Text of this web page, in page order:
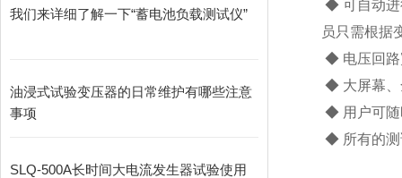
我们来详细了解一下“蓄电池负载测试仪”
油浸式试验变压器的日常维护有哪些注意
事项
SLQ-500A长时间大电流发生器试验使用
◆ 可自动进
员只需根据
◆ 电压回路
◆ 大屏幕、
◆ 用户可随
◆ 所有的测